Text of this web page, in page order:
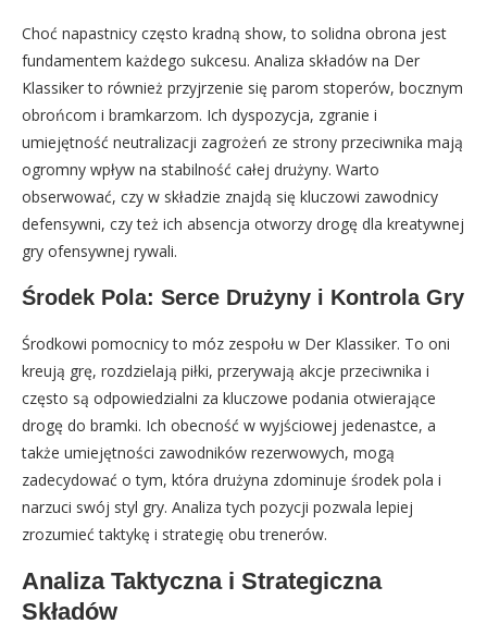
Choć napastnicy często kradną show, to solidna obrona jest
fundamentem każdego sukcesu. Analiza składów na Der
Klassiker to również przyjrzenie się parom stoperów, bocznym
obrońcom i bramkarzom. Ich dyspozycja, zgranie i
umiejętność neutralizacji zagrożeń ze strony przeciwnika mają
ogromny wpływ na stabilność całej drużyny. Warto
obserwować, czy w składzie znajdą się kluczowi zawodnicy
defensywni, czy też ich absencja otworzy drogę dla kreatywnej
gry ofensywnej rywali.
Środek Pola: Serce Drużyny i Kontrola Gry
Środkowi pomocnicy to móz zespołu w Der Klassiker. To oni
kreują grę, rozdzielają piłki, przerywają akcje przeciwnika i
często są odpowiedzialni za kluczowe podania otwierające
drogę do bramki. Ich obecność w wyjściowej jedenastce, a
także umiejętności zawodników rezerwowych, mogą
zadecydować o tym, która drużyna zdominuje środek pola i
narzuci swój styl gry. Analiza tych pozycji pozwala lepiej
zrozumieć taktykę i strategię obu trenerów.
Analiza Taktyczna i Strategiczna
Składów